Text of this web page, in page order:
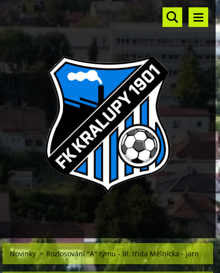
Novinky > Rozlosování "A" týmu - III. třída Mělnicka - jaro